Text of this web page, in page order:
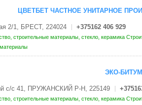
ЦВЕТБЕТ ЧАСТНОЕ УНИТАРНОЕ
2/1, БРЕСТ, 224024 +375162 406 929
строительные материалы, стекло, керамика
ЭКО-
с/с 41, ПРУЖАНСКИЙ Р-Н, 225149
строительные материалы, стекло, керамика